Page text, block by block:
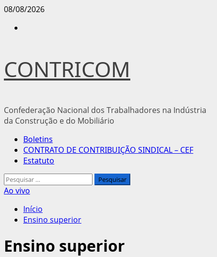
Avançar
08/08/2026
CONTRICOM
Confederação Nacional dos Trabalhadores na Indústria
da Construção e do Mobiliário
Menu
principal
Boletins
CONTRATO DE CONTRIBUIÇÃO SINDICAL – CEF
Estatuto
Pesquisar
por:
Ao vivo
Início
Ensino superior
Ensino superior